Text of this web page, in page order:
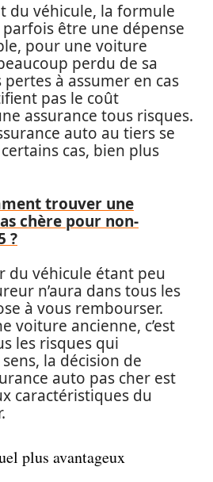
du véhicule, la formule
être une dépense
pour une voiture
perdu de sa
pertes à assumer en cas
pas le coût
assurance tous risques.
auto au tiers se
cas, bien plus
trouver une
chère pour non-
?
du véhicule étant peu
n’aura dans tous les
à vous rembourser.
voiture ancienne, c’est
les risques qui
sens, la décision de
auto pas cher est
caractéristiques du
plus avantageux